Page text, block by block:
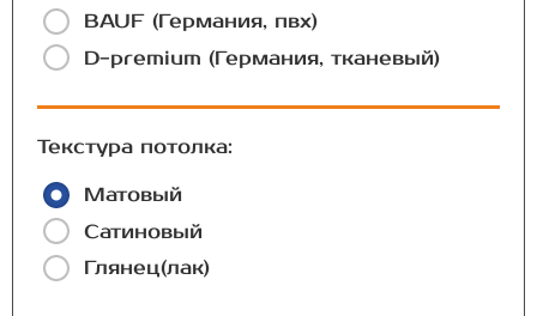
BAUF (Германия, пвх)
D-premium (Германия, тканевый)
Текстура потолка:
Матовый
Сатиновый
Глянец(лак)